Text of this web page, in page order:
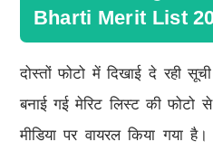
Bharti Merit List
दोस्तों फोटो में दिखाई दे रही
बनाई गई मेरिट लिस्ट की
मीडिया पर वायरल किया गया